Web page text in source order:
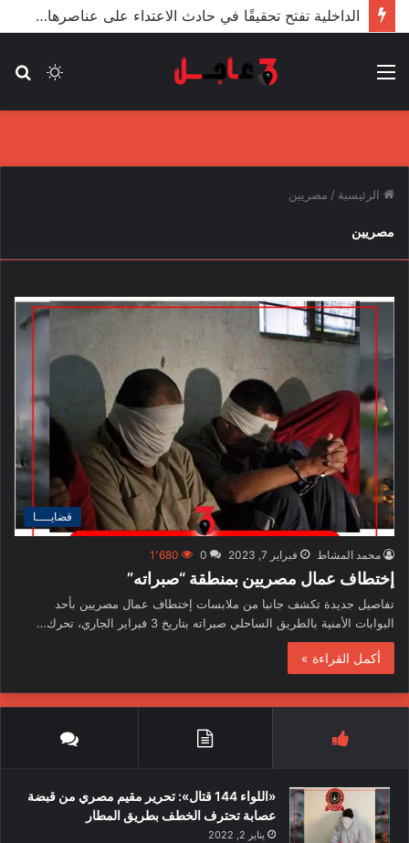
الداخلية تفتح تحقيقًا في حادث الاعتداء على عناصرها من قبل مندسين في المظاهرات
الوضع
الرئيسية / مصريين
مصريين
قضايــــا
محمد المشاط فبراير 7, 2023 0 1٬680
إختطاف عمال مصريين بمنطقة “صبراته”
تفاصيل جديدة تكشف جانبا من ملابسات إختطاف عمال مصريين بأحد
البوابات الأمنية بالطريق الساحلي صبراته بتاريخ 3 فبراير الجاري، تحرك…
أكمل القراءة »
«اللواء 144 قتال»: تحرير مقيم مصري من قبضة
عصابة تحترف الخطف بطريق المطار
يناير 2, 2022